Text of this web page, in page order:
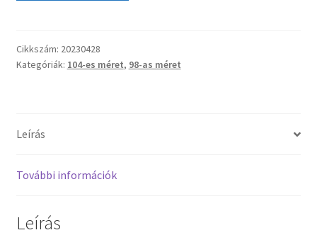
Cikkszám: 20230428
Kategóriák: 104-es méret, 98-as méret
Leírás
További információk
Leírás